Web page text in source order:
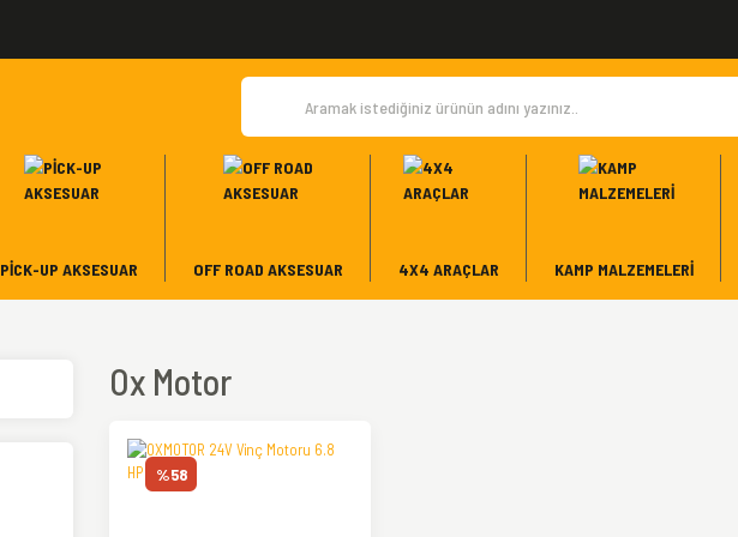
PICK-UP AKSESUAR OFF ROAD AKSESUAR 4X4 ARAÇLAR KAMP MALZEMELERI
Ox Motor
%58